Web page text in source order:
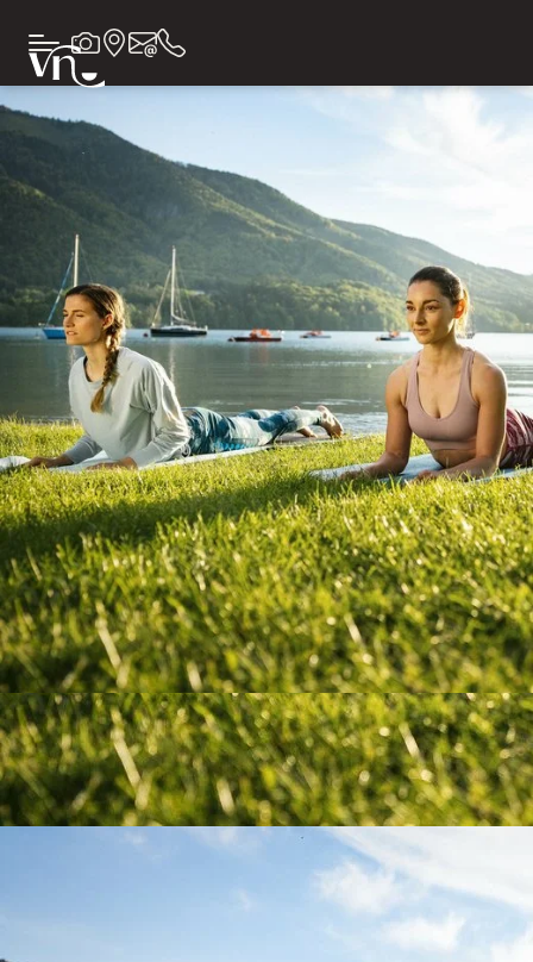
Erleben Sie die Ruhe in unserem Wellness-Retreat am
Fuschlsee, ideal für Yoga, Outdoor-Fitness und
Entspannung.